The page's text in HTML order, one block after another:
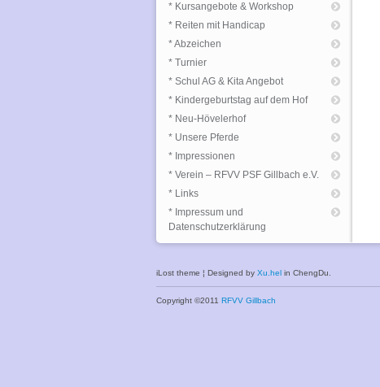
* Kursangebote & Workshop
* Reiten mit Handicap
* Abzeichen
* Turnier
* Schul AG & Kita Angebot
* Kindergeburtstag auf dem Hof
* Neu-Hövelerhof
* Unsere Pferde
* Impressionen
* Verein – RFVV PSF Gillbach e.V.
* Links
* Impressum und
Datenschutzerklärung
iLost theme ¦ Designed by Xu.hel in ChengDu.
Copyright ©2011 RFVV Gillbach